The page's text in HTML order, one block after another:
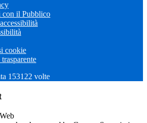
il Pubblico
cookie
153122 volte